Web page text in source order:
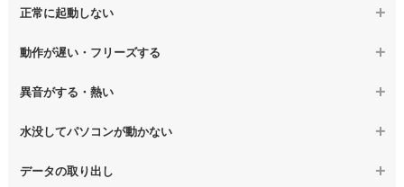
【デスクトップPC】マザーボード交換
【デスクトップPC】OS再インストール
【ノートパソコン】画面の割れ・破損
正常に起動しない
【ノートパソコン】電源を押しても反応がない
【ノートパソコン】修復モードから復旧できない
動作が遅い・フリーズする
【ノートパソコン】操作中の動作が重い
異音がする・熱い
【ノートパソコン】パソコンから異音がする
水没してパソコンが動かない
【ノートパソコン】水没してパソコンが動かない
データの取り出し